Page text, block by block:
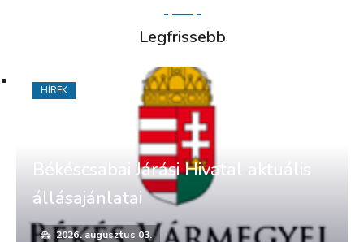
Legfrissebb
Békéscsabai Járási Hivatal aktuális
állásajánlatai
2026. augusztus 03.
HÍREK